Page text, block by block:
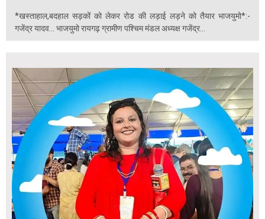
*खस्ताहाल,बदहाल सड़कों को लेकर रोड की लड़ाई लड़ने को तैयार भाजयुमो*:-
गजेंद्र यादव... भाजयुमो रायगढ़ ग्रामीण पश्चिम मंडल अध्यक्ष गजेंद्र...